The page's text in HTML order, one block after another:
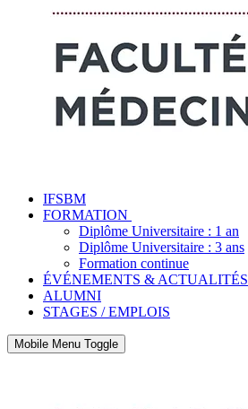
IFSBM
FORMATION
Diplôme Universitaire : 1 an
Diplôme Universitaire : 3 ans
Formation continue
ÉVÉNEMENTS & ACTUALITÉS
ALUMNI
STAGES / EMPLOIS
Mobile Menu Toggle